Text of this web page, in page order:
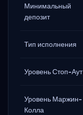
Минимальный
депозит
Тип исполнения
Уровень Стоп-Аут
Уровень Маржин-
Колла